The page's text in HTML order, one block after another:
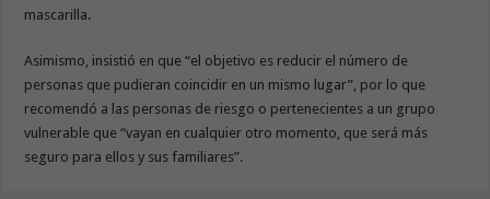
mascarilla.
Asimismo, insistió en que “el objetivo es reducir el número de
personas que pudieran coincidir en un mismo lugar”, por lo que
recomendó a las personas de riesgo o pertenecientes a un grupo
vulnerable que “vayan en cualquier otro momento, que será más
seguro para ellos y sus familiares”.